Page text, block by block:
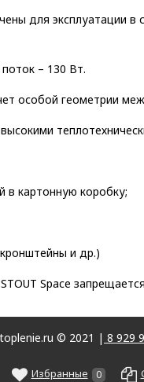
для эксплуатации
– 130 Вт.
особой геометрии
в картонную коробку;
и др.)
Space
© 2021 | 8 929
Избранные 0